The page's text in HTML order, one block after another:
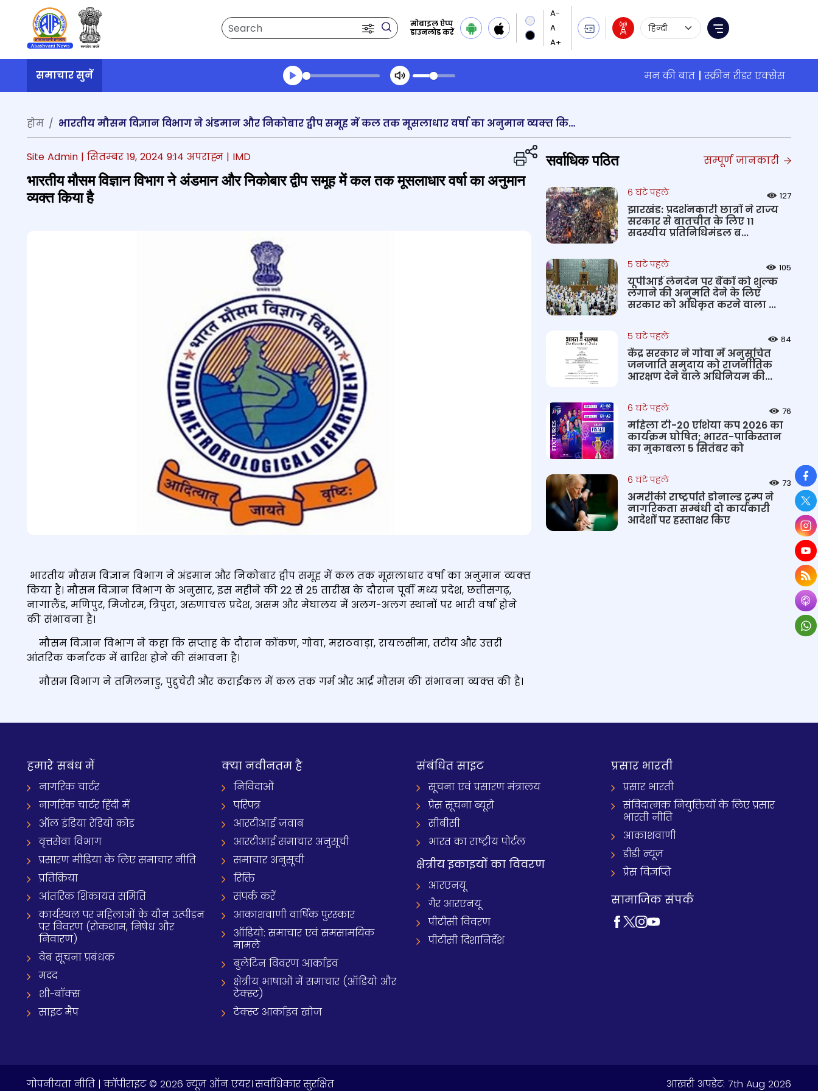
Search
मोबाइल ऐप्प
डाउनलोड करें
Language Selection
Menu
समाचार सुनें मन की बात
स्क्रीन रीडर एक्सेस
Transcript summary
होम
भारतीय मौसम विज्ञान विभाग ने अंडमान और निकोबार द्वीप समूह में कल तक मूसलाधार वर्षा का अनुमान व्‍यक्‍त किया है
Site Admin | सितम्बर 19, 2024 9:14 अपराह्न | IMD
भारतीय मौसम विज्ञान विभाग ने अंडमान और निकोबार द्वीप समूह में कल तक मूसलाधार वर्षा का अनुमान
व्‍यक्‍त किया है
भारतीय मौसम विज्ञान विभाग ने अंडमान और निकोबार द्वीप समूह में कल तक मूसलाधार वर्षा का अनुमान व्‍यक्‍त
किया है। मौसम विज्ञान विभाग के अनुसार, इस महीने की 22 से 25 तारीख के दौरान पूर्वी मध्य प्रदेश, छत्तीसगढ़,
नागालैंड, मणिपुर, मिजोरम, त्रिपुरा, अरुणाचल प्रदेश, असम और मेघालय में अलग-अलग स्थानों पर भारी वर्षा होने
की संभावना है।
मौसम विज्ञान विभाग ने कहा कि सप्ताह के दौरान कोंकण, गोवा, मराठवाड़ा, रायलसीमा, तटीय और उत्तरी
आंतरिक कर्नाटक में बारिश होने की संभावना है।
मौसम विभाग ने तमिलनाडु, पुद्दुचेरी और कराईकल में कल तक गर्म और आर्द्र मौसम की संभावना व्‍यक्‍त की है।
सर्वाधिक पठित सम्पूर्ण जानकारी
6 घंटे पहले 127
झारखंड: प्रदर्शनकारी छात्रों ने राज्य
सरकार से बातचीत के लिए 11
सदस्यीय प्रतिनिधिमंडल ब...
5 घंटे पहले 105
यूपीआई लेनदेन पर बैंकों को शुल्क
लगाने की अनुमति देने के लिए
सरकार को अधिकृत करने वाला ...
5 घंटे पहले 84
केंद्र सरकार ने गोवा में अनुसूचित
जनजाति समुदाय को राजनीतिक
आरक्षण देने वाले अधिनियम की...
6 घंटे पहले 76
महिला टी-20 एशिया कप 2026 का
कार्यक्रम घोषित; भारत-पाकिस्तान
का मुकाबला 5 सितंबर को
6 घंटे पहले 73
अमरीकी राष्ट्रपति डोनाल्ड ट्रम्प ने
नागरिकता सम्बंधी दो कार्यकारी
आदेशों पर हस्ताक्षर किए
हमारे सबंध में
नागरिक चार्टर
नागरिक चार्टर हिंदी में
ऑल इंडिया रेडियो कोड
वृत्तसेवा विभाग
प्रसारण मीडिया के लिए समाचार नीति
प्रतिक्रिया
आंतरिक शिकायत समिति
कार्यस्थल पर महिलाओं के यौन उत्पीड़न
पर विवरण (रोकथाम, निषेध और
निवारण)
वेब सूचना प्रबंधक
मदद
शी-बॉक्स
साइट मैप
क्‍या नवीनतम है
निविदाओं
परिपत्र
आरटीआई जवाब
आरटीआई समाचार अनुसूची
समाचार अनुसूची
रिक्ति
संपर्क करें
आकाशवाणी वार्षिक पुरस्कार
ऑडियो: समाचार एवं समसामयिक
मामले
बुलेटिन विवरण आर्काइव
क्षेत्रीय भाषाओं में समाचार (ऑडियो और
टेक्स्ट)
टेक्स्ट आर्काइव खोज
संबंधित साइट
सूचना एवं प्रसारण मंत्रालय
प्रेस सूचना ब्यूरो
सीबीसी
भारत का राष्ट्रीय पोर्टल
क्षेत्रीय इकाइयों का विवरण
आरएनयू
गैर आरएनयू
पीटीसी विवरण
पीटीसी दिशानिर्देश
प्रसार भारती
प्रसार भारती
संविदात्मक नियुक्तियों के लिए प्रसार
भारती नीति
आकाशवाणी
डीडी न्यूज़
प्रेस विज्ञप्ति
सामाजिक संपर्क
गोपनीयता नीति| कॉपीराइट © 2026 न्यूज़ ऑन एयर। सर्वाधिकार सुरक्षित आखरी अपडेट: 7th Aug 2026